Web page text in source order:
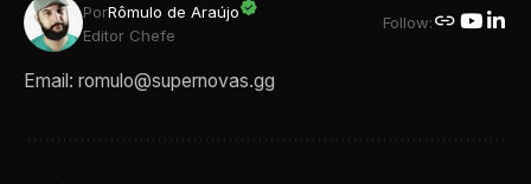
PorRômulo de Araújo
Editor Chefe
Follow:
Email: romulo@supernovas.gg